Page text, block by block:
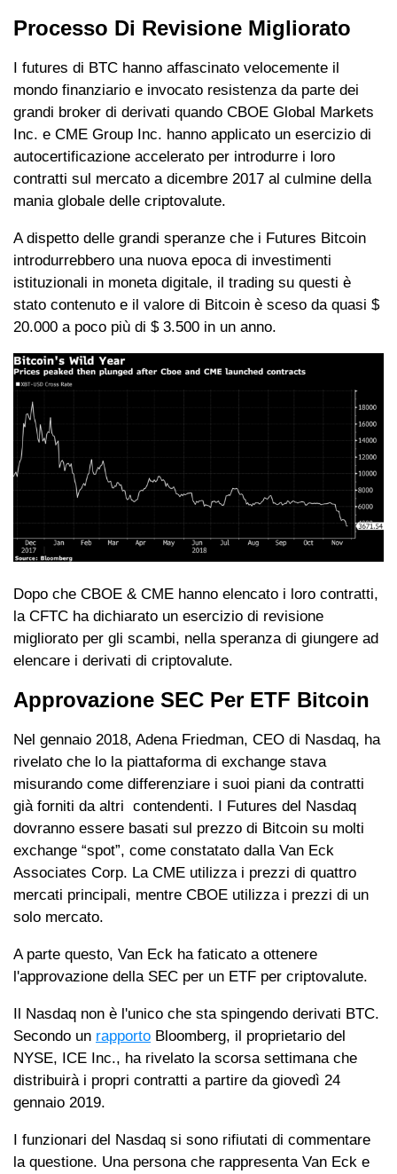
Processo Di Revisione Migliorato
I futures di BTC hanno affascinato velocemente il
mondo finanziario e invocato resistenza da parte dei
grandi broker di derivati ​​quando CBOE Global Markets
Inc. e CME Group Inc. hanno applicato un esercizio di
autocertificazione accelerato per introdurre i loro
contratti sul mercato a dicembre 2017 al culmine della
mania globale delle criptovalute.
A dispetto delle grandi speranze che i Futures Bitcoin
introdurrebbero una nuova epoca di investimenti
istituzionali in moneta digitale, il trading su questi è
stato contenuto e il valore di Bitcoin è sceso da quasi $
20.000 a poco più di $ 3.500 in un anno.
Dopo che CBOE & CME hanno elencato i loro contratti,
la CFTC ha dichiarato un esercizio di revisione
migliorato per gli scambi, nella speranza di giungere ad
elencare i derivati di criptovalute.
Approvazione SEC Per ETF Bitcoin
Nel gennaio 2018, Adena Friedman, CEO di Nasdaq, ha
rivelato che lo la piattaforma di exchange stava
misurando come differenziare i suoi piani da contratti
già forniti da altri contendenti. I Futures del Nasdaq
dovranno essere basati sul prezzo di Bitcoin su molti
exchange “spot”, come constatato dalla Van Eck
Associates Corp. La CME utilizza i prezzi di quattro
mercati principali, mentre CBOE utilizza i prezzi di un
solo mercato.
A parte questo, Van Eck ha faticato a ottenere
l'approvazione della SEC per un ETF per criptovalute.
Il Nasdaq non è l'unico che sta spingendo derivati BTC.
Secondo un rapporto Bloomberg, il proprietario del
NYSE, ICE Inc., ha rivelato la scorsa settimana che
distribuirà i propri contratti a partire da giovedì 24
gennaio 2019.
I funzionari del Nasdaq si sono rifiutati di commentare
la questione. Una persona che rappresenta Van Eck e